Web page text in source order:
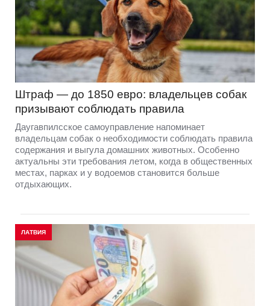
Штраф — до 1850 евро: владельцев собак
призывают соблюдать правила
Даугавпилсское самоуправление напоминает
владельцам собак о необходимости соблюдать правила
содержания и выгула домашних животных. Особенно
актуальны эти требования летом, когда в общественных
местах, парках и у водоемов становится больше
отдыхающих.
ЛАТВИЯ